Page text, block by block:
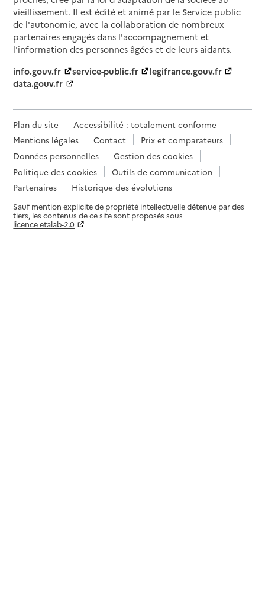
vieillissement. Il est édité et animé par le Service public
de l'autonomie, avec la collaboration de nombreux
partenaires engagés dans l'accompagnement et
l'information des personnes âgées et de leurs aidants.
info.gouv.fr
service-public.fr
legifrance.gouv.fr
data.gouv.fr
Plan du site
Accessibilité : totalement conforme
Mentions légales
Contact
Prix et comparateurs
Données personnelles
Gestion des cookies
Politique des cookies
Outils de communication
Partenaires
Historique des évolutions
Sauf mention explicite de propriété intellectuelle détenue par des
tiers, les contenus de ce site sont proposés sous
licence etalab-2.0